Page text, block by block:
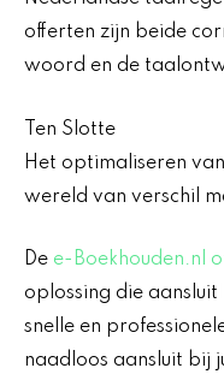
offerten zijn beide
woord en de
Ten Slotte
Het optimaliseren
wereld van verschil
De e-Boekhouden.nl
oplossing die
snelle en
naadloos aansluit bij